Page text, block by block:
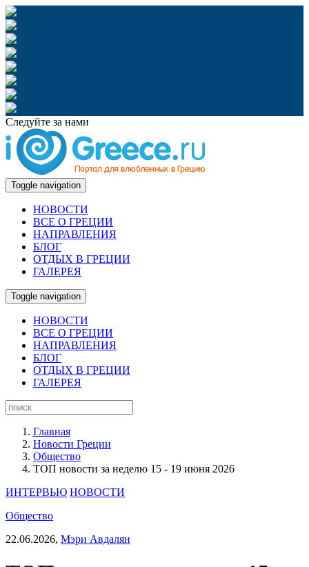
Следуйте за нами
Toggle navigation
НОВОСТИ
ВСЕ О ГРЕЦИИ
НАПРАВЛЕНИЯ
БЛОГ
ОТДЫХ В ГРЕЦИИ
ГАЛЕРЕЯ
Toggle navigation
НОВОСТИ
ВСЕ О ГРЕЦИИ
НАПРАВЛЕНИЯ
БЛОГ
ОТДЫХ В ГРЕЦИИ
ГАЛЕРЕЯ
Главная
Новости Греции
Общество
ТОП новости за неделю 15 - 19 июня 2026
ИНТЕРВЬЮ НОВОСТИ
Общество
22.06.2026, Мэри Авдалян